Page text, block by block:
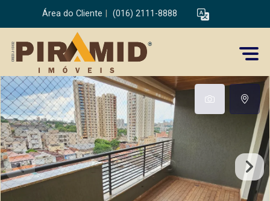
Área do Cliente (016) 2111-8888